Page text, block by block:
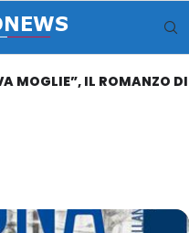
MOGLIE”, IL ROMANZO DI